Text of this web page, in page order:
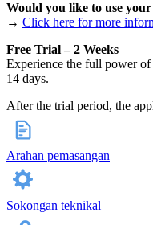
Would you like to use
→ Click here for more
Free Trial – 2 Weeks
Experience the full power
14 days.
After the trial period, the
Arahan pemasangan
Sokongan teknikal